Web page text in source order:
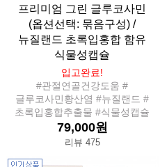
프리미엄 그린 글루코사민
(옵션선택: 묶음구성) /
뉴질랜드 초록입홍합 함유
식물성캡슐
입고완료!
#관절연골건강도움 #
글루코사민황산염 #뉴질랜드 #
초록입홍합추출물 #식물성캡슐
79,000원
리뷰 475